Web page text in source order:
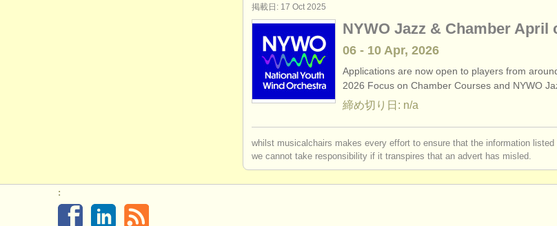
掲載日: 17 Oct 2025
NYWO Jazz & Chamber April
06 - 10 Apr, 2026
Applications are now open to players from
2026 Focus on Chamber Courses and NYWO
締め切り日: n/a
whilst musicalchairs makes every effort to ensure that the information
we cannot take responsibility if it transpires that an advert has misled.
: